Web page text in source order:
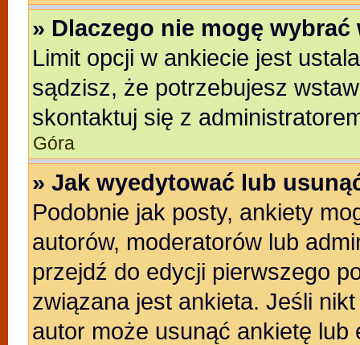
» Dlaczego nie mogę
Limit opcji w ankiecie jest
sądzisz, że potrzebujesz
skontaktuj się z
Góra
» Jak wyedytować lub
Podobnie jak posty, ankiety
autorów, moderatorów lub
przejdź do edycji pierwszego
związana jest ankieta. Jeśli
autor może usunąć ankietę